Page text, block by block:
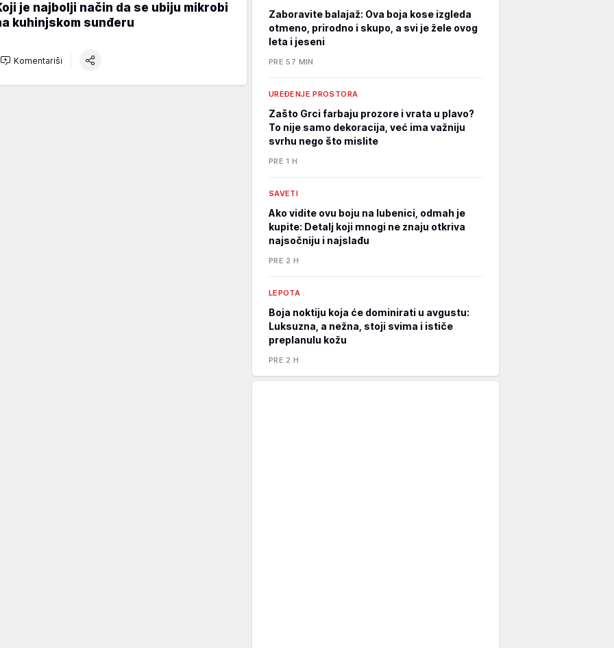
je najbolji način da se ubiju mikrobi
kuhinjskom sunđeru
Komentariši
Zaboravite balajaž: Ova boja kose izgleda
otmeno, prirodno i skupo, a svi je žele ovog
leta i jeseni
PRE 57 MIN
UREĐENJE PROSTORA
Zašto Grci farbaju prozore i vrata u plavo?
To nije samo dekoracija, već ima važniju
svrhu nego što mislite
PRE 1 H
SAVETI
Ako vidite ovu boju na lubenici, odmah je
kupite: Detalj koji mnogi ne znaju otkriva
najsočniju i najslađu
PRE 2 H
LEPOTA
Boja noktiju koja će dominirati u avgustu:
Luksuzna, a nežna, stoji svima i ističe
preplanulu kožu
PRE 2 H